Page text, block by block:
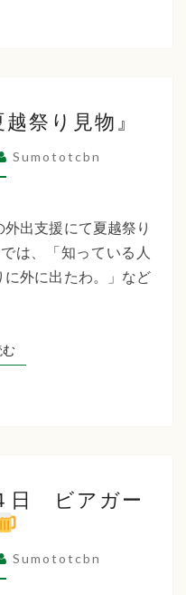
祭り見物』
Sumototcbn
出支援にて夏越祭り
は、「知っている人
外に出たわ。」など
むもっと読む
日 ビアガー
Sumototcbn